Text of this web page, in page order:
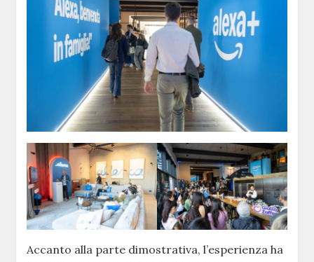
Accanto alla parte dimostrativa, l’esperienza ha